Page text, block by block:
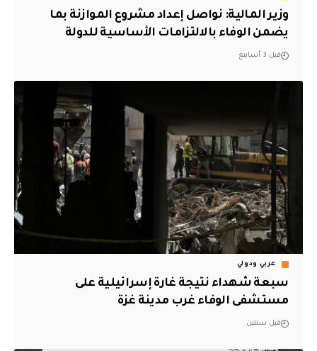
وزير المالية: نواصل إعداد مشروع الموازنة بما
يضمن الوفاء بالالتزامات الأساسية للدولة
قبل 3 أسابيع
عربي ودولي
سبعة شهداء نتيجة غارة إسرائيلية على
مستشفى الوفاء غرب مدينة غزة
قبل سنتين